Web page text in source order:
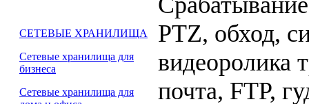
СЕТЕВЫЕ ХРАНИЛИЩА
Сетевые хранилища для
бизнеса
Сетевые хранилища для
PTZ, обход,
видеоролика
почта, FTP,